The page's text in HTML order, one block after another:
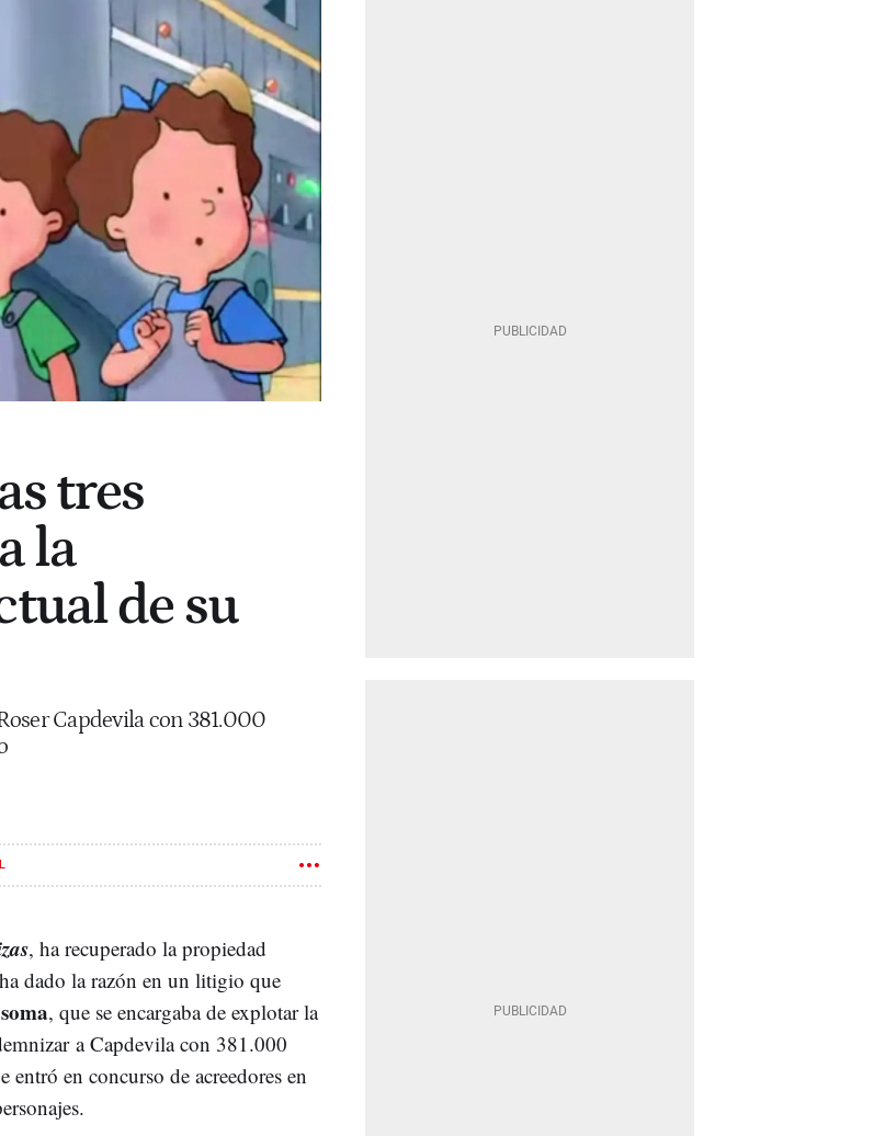
tres
la
de su
Capdevila con 381.000
, ha recuperado la propiedad
dado la razón en un litigio que
, que se encargaba de explotar la
a Capdevila con 381.000
en concurso de acreedores en